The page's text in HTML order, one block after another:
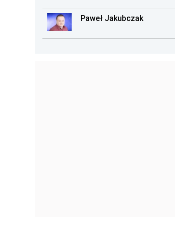
Paweł Jakubczak